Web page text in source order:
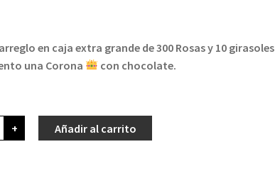
en caja extra grande de 300 Rosas y 10 girasoles
una Corona
con chocolate.
+ Añadir al carrito